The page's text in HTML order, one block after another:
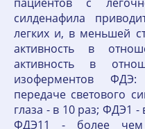
пациентов с
силденафила
легких и, в меньшей
активность в
активность в
изоферментов
передаче светового
глаза - в 10 раз; ФДЭ1
ФДЭ11 - более чем